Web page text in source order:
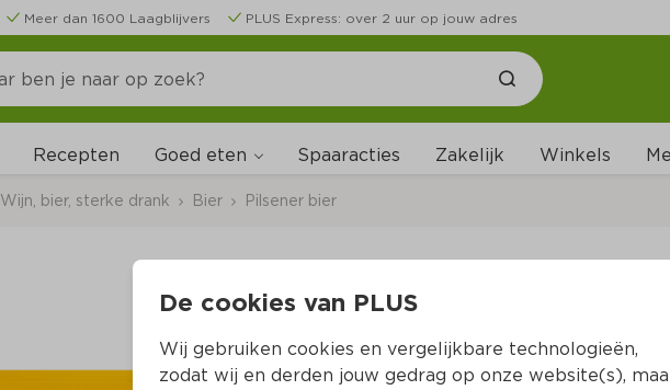
Meer dan 1600 Laagblijvers PLUS Express: over 2 uur op jouw adres
Recepten Goed eten Spaaracties Zakelijk Winkels
Wijn, bier, sterke drank Bier Pilsener bier
Jupiler Pils
Per Krat 6000 ml  (per liter €3.55)
De cookies van PLUS
Wij gebruiken cookies en vergelijkbare technologieën,
zodat wij en derden jouw gedrag op onze website(s),